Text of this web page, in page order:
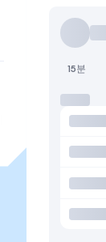
15분